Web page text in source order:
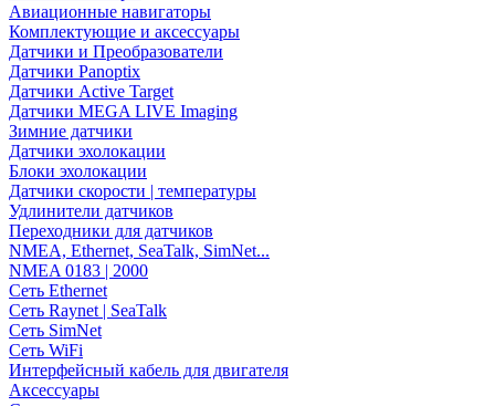
Авиационные навигаторы
Комплектующие и аксессуары
Датчики и Преобразователи
Датчики Panoptix
Датчики Active Target
Датчики MEGA LIVE Imaging
Зимние датчики
Датчики эхолокации
Блоки эхолокации
Датчики скорости | температуры
Удлинители датчиков
Переходники для датчиков
NMEA, Ethernet, SeaTalk, SimNet...
NMEA 0183 | 2000
Сеть Ethernet
Сеть Raynet | SeaTalk
Сеть SimNet
Сеть WiFi
Интерфейсный кабель для двигателя
Аксессуары